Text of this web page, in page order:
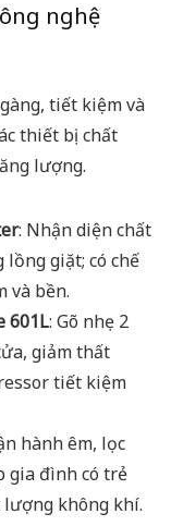
nghệ
tiết kiệm và
thiết bị chất
lượng.
: Nhận diện chất
giặt; có chế
và bền.
601L: Gõ nhẹ 2
giảm thất
tiết kiệm
hành êm, lọc
gia đình có trẻ
lượng không khí.